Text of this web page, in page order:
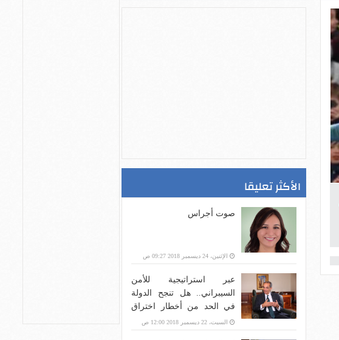
الأكثر تعليقا
صوت أجراس
الإثنين، 24 ديسمبر 2018 09:27 ص
عبر استراتيجية للأمن
السيبراني.. هل تنجح الدولة
في الحد من أخطار اختراق
بنية الاتصالات؟
السبت، 22 ديسمبر 2018 12:00 ص